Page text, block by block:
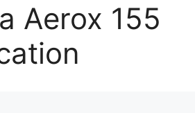
Aerox 155